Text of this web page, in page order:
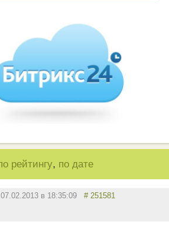
рейтингу, по дате
07.02.2013 в 18:35:09 # 251581